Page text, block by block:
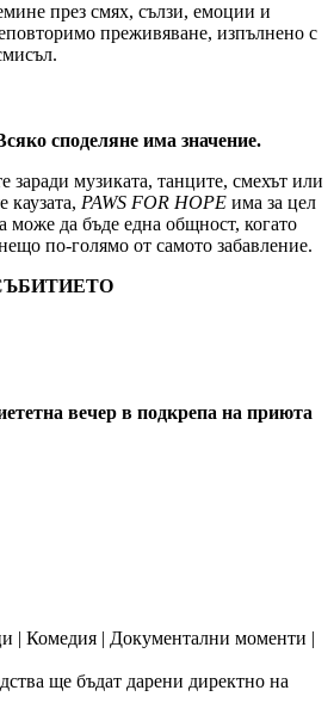
през смях, сълзи, емоции и
преживяване, изпълнено с
споделяне има значение.
заради музиката, танците, смехът или
каузата, PAWS FOR HOPE има за цел
може да бъде една общност, когато
по-голямо от самото забавление.
вечер в подкрепа на приюта
| Комедия | Документални моменти |
ще бъдат дарени директно на